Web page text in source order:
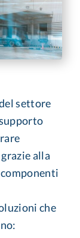
settore
alla
che